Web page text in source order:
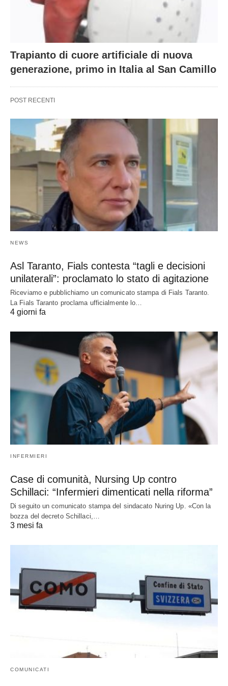
Trapianto di cuore artificiale di nuova
generazione, primo in Italia al San Camillo
POST RECENTI
NEWS
Asl Taranto, Fials contesta “tagli e decisioni
unilaterali”: proclamato lo stato di agitazione
Riceviamo e pubblichiamo un comunicato stampa di Fials Taranto.
La Fials Taranto proclama ufficialmente lo…
4 giorni fa
INFERMIERI
Case di comunità, Nursing Up contro
Schillaci: “Infermieri dimenticati nella riforma”
Di seguito un comunicato stampa del sindacato Nuring Up. «Con la
bozza del decreto Schillaci,…
3 mesi fa
COMUNICATI